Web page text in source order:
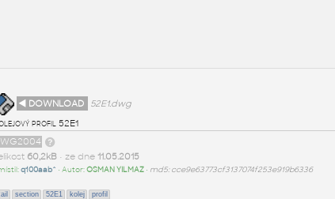
◄ DOWNLOAD
52E1.dwg
profil 52E1
60,2kB• ze dne 11.05.2015
q100aab^ • Autor:OSMAN YILMAZ• md5: cce9e63773cf3137074f253e919b6336
section 52E1 kolej profil